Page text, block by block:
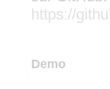
https://
Demo